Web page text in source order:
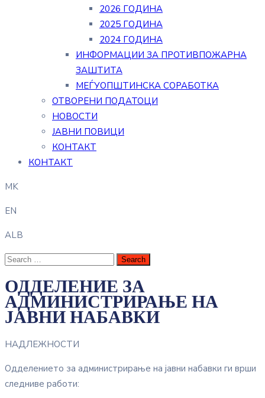
2026 ГОДИНА
2025 ГОДИНА
2024 ГОДИНА
ИНФОРМАЦИИ ЗА ПРОТИВПОЖАРНА
ЗАШТИТА
МЕЃУОПШТИНСКА СОРАБОТКА
ОТВОРЕНИ ПОДАТОЦИ
НОВОСТИ
ЈАВНИ ПОВИЦИ
КОНТАКТ
КОНТАКТ
MK
EN
ALB
ОДДЕЛЕНИЕ ЗА
АДМИНИСТРИРАЊЕ НА
ЈАВНИ НАБАВКИ
НАДЛЕЖНОСТИ
Одделението за администрирање на јавни набавки ги врши
следниве работи: